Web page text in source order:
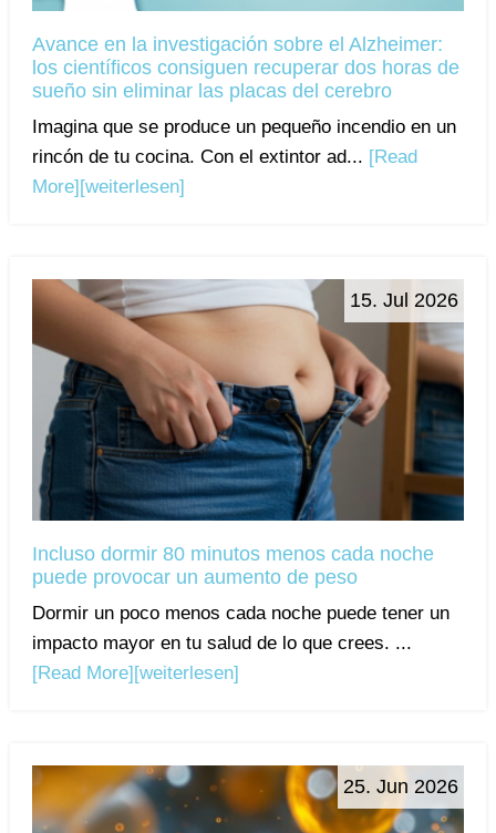
Avance en la investigación sobre el Alzheimer:
los científicos consiguen recuperar dos horas de
sueño sin eliminar las placas del cerebro
Imagina que se produce un pequeño incendio en un
rincón de tu cocina. Con el extintor ad... [Read
More] [weiterlesen]
15. Jul 2026
Incluso dormir 80 minutos menos cada noche
puede provocar un aumento de peso
Dormir un poco menos cada noche puede tener un
impacto mayor en tu salud de lo que crees. ...
[Read More] [weiterlesen]
25. Jun 2026